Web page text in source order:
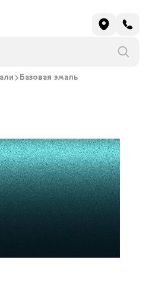
Базовая эмаль